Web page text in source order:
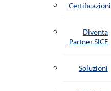
Certificazioni
Diventa
Partner SICE
Soluzioni